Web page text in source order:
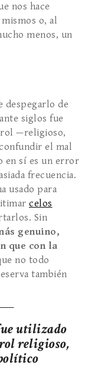
nos hace
o, al
menos, un
despegarlo de
siglos fue
—religioso,
el mal
en sí es un error
frecuencia.
usado para
celos
Sin
genuino,
que con la
no todo
también
utilizado
religioso,